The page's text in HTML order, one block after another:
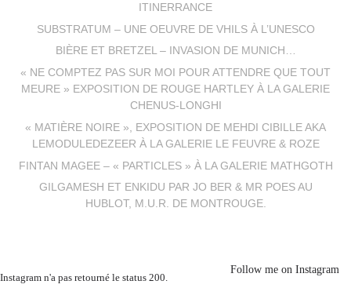
ITINERRANCE
SUBSTRATUM – UNE OEUVRE DE VHILS À L’UNESCO
BIÈRE ET BRETZEL – INVASION DE MUNICH…
« NE COMPTEZ PAS SUR MOI POUR ATTENDRE QUE TOUT
MEURE » EXPOSITION DE ROUGE HARTLEY À LA GALERIE
CHENUS-LONGHI
« MATIÈRE NOIRE », EXPOSITION DE MEHDI CIBILLE AKA
LEMODULEDEZEER À LA GALERIE LE FEUVRE & ROZE
FINTAN MAGEE – « PARTICLES » À LA GALERIE MATHGOTH
GILGAMESH ET ENKIDU PAR JO BER & MR POES AU
HUBLOT, M.U.R. DE MONTROUGE.
Instagram n'a pas retourné le status 200.
Follow me on Instagram